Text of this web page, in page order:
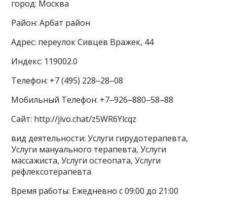
город: Москва
Район: Арбат район
Адрес: переулок Сивцев Вражек, 44
Индекс: 119002.0
Телефон: +7 (495) 228‒28‒08
Мобильный Телефон: +7‒926‒880‒58‒88
Сайт: http://jivo.chat/z5WR6Ylcqz
вид деятельности: Услуги гирудотерапевта,
Услуги мануального терапевта, Услуги
массажиста, Услуги остеопата, Услуги
рефлексотерапевта
Время работы: Ежедневно с 09:00 до 21:00